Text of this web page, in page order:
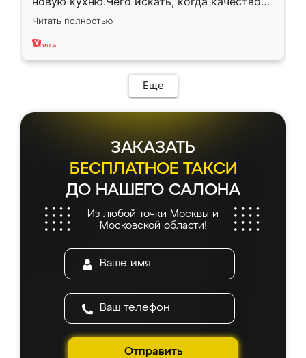
вполне довольна. Служит кухня уже почти
два года, нареканий нет.
Читать полностью
Еще
ЗАКАЗАТЬ
БЕСПЛАТНОЕ ТАКСИ
ДО НАШЕГО САЛОНА
Из любой точки Москвы и
Московской области!
Отправить